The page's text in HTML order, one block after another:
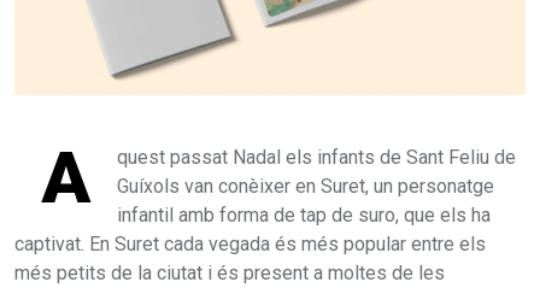
A
quest passat Nadal els infants de Sant Feliu de
Guíxols van conèixer en Suret, un personatge
infantil amb forma de tap de suro, que els ha
captivat. En Suret cada vegada és més popular entre els
més petits de la ciutat i és present a moltes de les